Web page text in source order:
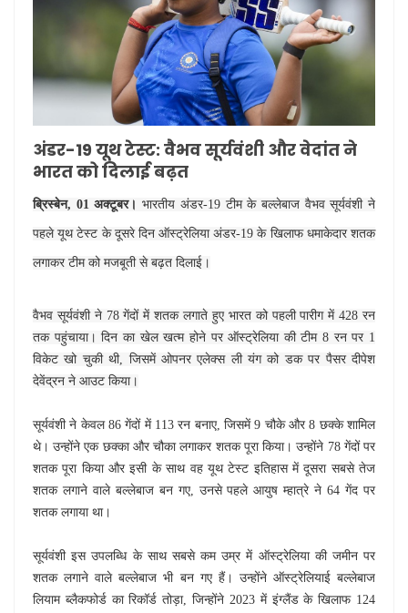
अंडर-19 यूथ टेस्ट: वैभव सूर्यवंशी और वेदांत ने
भारत को दिलाई बढ़त
ब्रिस्बेन, 01 अक्टूबर। भारतीय अंडर-19 टीम के बल्लेबाज वैभव सूर्यवंशी ने
पहले यूथ टेस्ट के दूसरे दिन ऑस्ट्रेलिया अंडर-19 के खिलाफ धमाकेदार शतक
लगाकर टीम को मजबूती से बढ़त दिलाई।
वैभव सूर्यवंशी ने 78 गेंदों में शतक लगाते हुए भारत को पहली पारीग में 428 रन
तक पहुंचाया। दिन का खेल खत्म होने पर ऑस्ट्रेलिया की टीम 8 रन पर 1
विकेट खो चुकी थी, जिसमें ओपनर एलेक्स ली यंग को डक पर पैसर दीपेश
देवेंद्रन ने आउट किया।
सूर्यवंशी ने केवल 86 गेंदों में 113 रन बनाए, जिसमें 9 चौके और 8 छक्के शामिल
थे। उन्होंने एक छक्का और चौका लगाकर शतक पूरा किया। उन्होंने 78 गेंदों पर
शतक पूरा किया और इसी के साथ वह यूथ टेस्ट इतिहास में दूसरा सबसे तेज
शतक लगाने वाले बल्लेबाज बन गए, उनसे पहले आयुष म्हात्रे ने 64 गेंद पर
शतक लगाया था।
सूर्यवंशी इस उपलब्धि के साथ सबसे कम उम्र में ऑस्ट्रेलिया की जमीन पर
शतक लगाने वाले बल्लेबाज भी बन गए हैं। उन्होंने ऑस्ट्रेलियाई बल्लेबाज
लियाम ब्लैकफोर्ड का रिकॉर्ड तोड़ा, जिन्होंने 2023 में इंग्लैंड के खिलाफ 124